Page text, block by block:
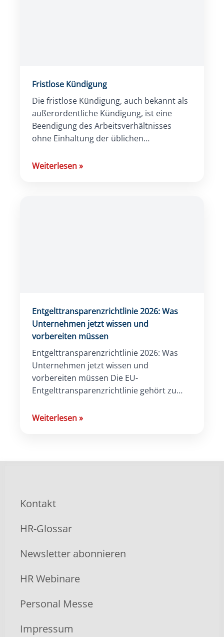
Fristlose Kündigung
Die fristlose Kündigung, auch bekannt als
außerordentliche Kündigung, ist eine
Beendigung des Arbeitsverhältnisses
ohne Einhaltung der üblichen
Arbeitgeber als auch vom
Weiterlesen»
Entgelttransparenzrichtlinie 2026: Was
Unternehmen jetzt wissen und
vorbereiten müssen
Entgelttransparenzrichtlinie 2026: Was
Unternehmen jetzt wissen und
vorbereiten müssen Die EU-
Entgelttransparenzrichtlinie gehört zu
Veränderungen für Arbeitgeber der
Weiterlesen»
Kontakt
HR-Glossar
Newsletter abonnieren
HR Webinare
Personal Messe
Impressum